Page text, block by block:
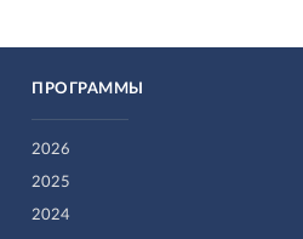
ПРОГРАММЫ
2026
2025
2024